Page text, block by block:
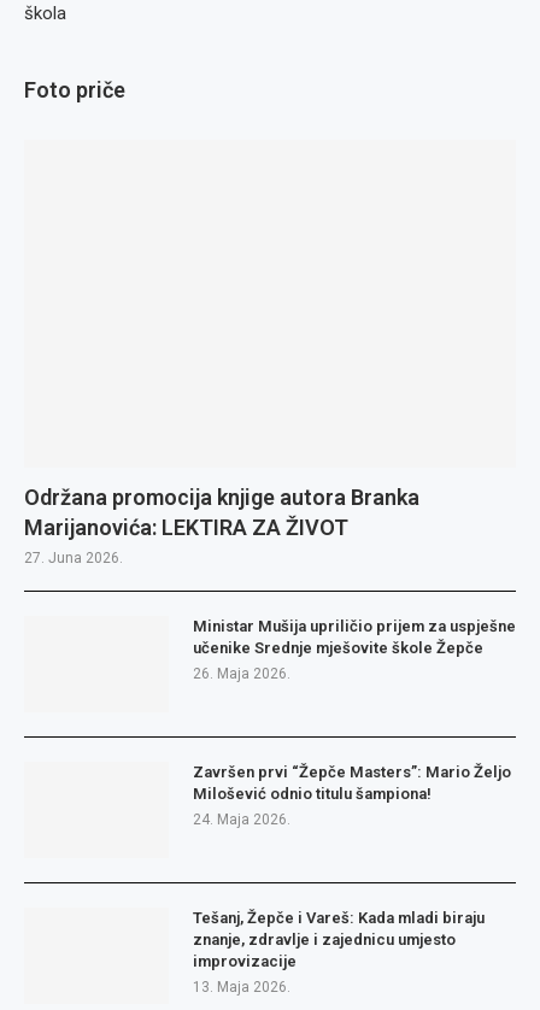
škola
Foto priče
Održana promocija knjige autora Branka
Marijanovića: LEKTIRA ZA ŽIVOT
27. Juna 2026.
Ministar Mušija upriličio prijem za uspješne
učenike Srednje mješovite škole Žepče
26. Maja 2026.
Završen prvi “Žepče Masters”: Mario Željo
Milošević odnio titulu šampiona!
24. Maja 2026.
Tešanj, Žepče i Vareš: Kada mladi biraju
znanje, zdravlje i zajednicu umjesto
improvizacije
13. Maja 2026.